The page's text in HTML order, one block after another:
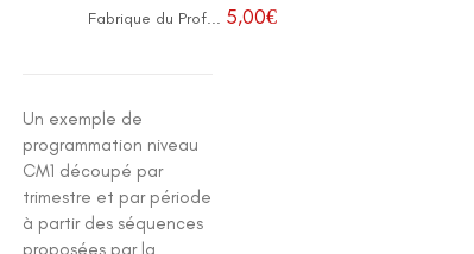
Fabrique du Prof... 5,00€
Un exemple de
programmation niveau
CM1 découpé par
trimestre et par période
à partir des séquences
proposées par la